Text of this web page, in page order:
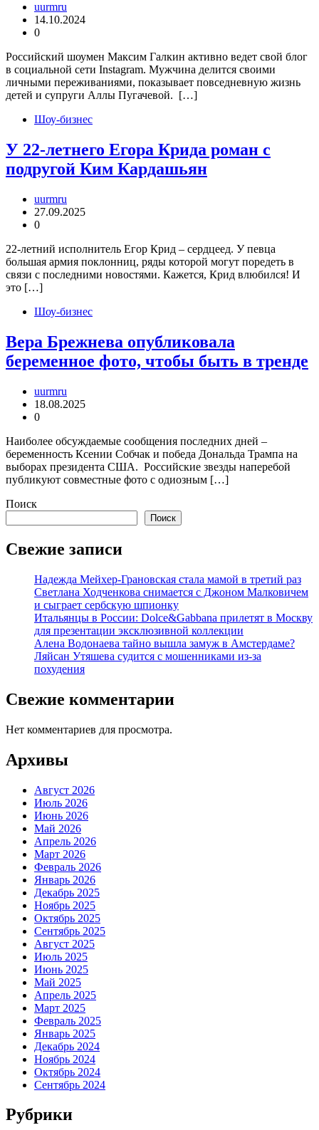
uurmru
14.10.2024
0
Российский шоумен Максим Галкин активно ведет свой блог
в социальной сети Instagram. Мужчина делится своими
личными переживаниями, показывает повседневную жизнь
детей и супруги Аллы Пугачевой. […]
Шоу-бизнес
У 22-летнего Егора Крида роман с
подругой Ким Кардашьян
uurmru
27.09.2025
0
22-летний исполнитель Егор Крид – сердцеед. У певца
большая армия поклонниц, ряды которой могут поредеть в
связи с последними новостями. Кажется, Крид влюбился! И
это […]
Шоу-бизнес
Вера Брежнева опубликовала
беременное фото, чтобы быть в тренде
uurmru
18.08.2025
0
Наиболее обсуждаемые сообщения последних дней –
беременность Ксении Собчак и победа Дональда Трампа на
выборах президента США. Российские звезды наперебой
публикуют совместные фото с одиозным […]
Поиск
Поиск
Свежие записи
Надежда Мейхер-Грановская стала мамой в третий раз
Светлана Ходченкова снимается с Джоном Малковичем
и сыграет сербскую шпионку
Итальянцы в России: Dolce&Gabbana прилетят в Москву
для презентации эксклюзивной коллекции
Алена Водонаева тайно вышла замуж в Амстердаме?
Ляйсан Утяшева судится с мошенниками из-за
похудения
Свежие комментарии
Нет комментариев для просмотра.
Архивы
Август 2026
Июль 2026
Июнь 2026
Май 2026
Апрель 2026
Март 2026
Февраль 2026
Январь 2026
Декабрь 2025
Ноябрь 2025
Октябрь 2025
Сентябрь 2025
Август 2025
Июль 2025
Июнь 2025
Май 2025
Апрель 2025
Март 2025
Февраль 2025
Январь 2025
Декабрь 2024
Ноябрь 2024
Октябрь 2024
Сентябрь 2024
Рубрики